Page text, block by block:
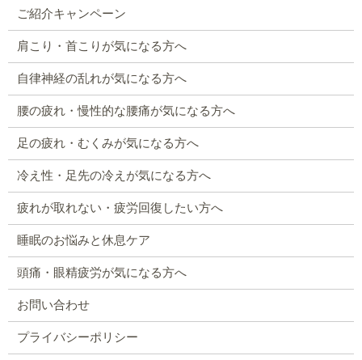
ご紹介キャンペーン
肩こり・首こりが気になる方へ
自律神経の乱れが気になる方へ
腰の疲れ・慢性的な腰痛が気になる方へ
足の疲れ・むくみが気になる方へ
冷え性・足先の冷えが気になる方へ
疲れが取れない・疲労回復したい方へ
睡眠のお悩みと休息ケア
頭痛・眼精疲労が気になる方へ
お問い合わせ
プライバシーポリシー